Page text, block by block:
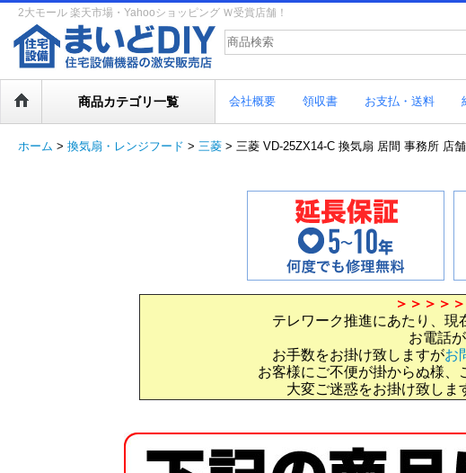
2大モール 楽天市場・Yahooショッピング Ｗ受賞店舗！
商品カテゴリ一覧 会社概要 領収書 お支払・送料
ホーム > 換気扇・レンジフード > 三菱 > 三菱 VD-25ZX14-C 換気扇 居間 事務所 店
＞＞＞＞
テレワーク推進にあたり、
お電話
お手数をお掛け致しますがお
お客様にご不便が掛からぬ様、
大変ご迷惑をお掛け致しま